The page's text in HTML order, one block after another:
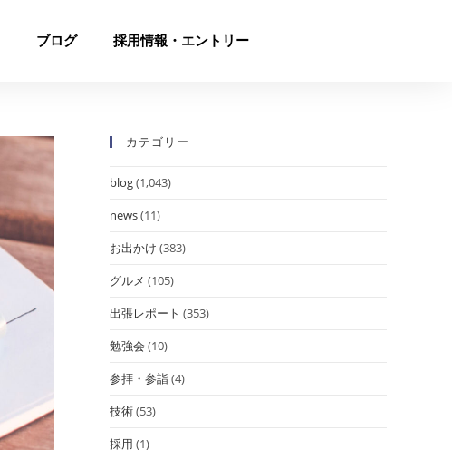
ブログ 採用情報・エントリー
カテゴリー
blog(1,043)
news(11)
お出かけ (383)
グルメ (105)
出張レポート (353)
勉強会 (10)
参拝・参詣(4)
技術(53)
採用 (1)